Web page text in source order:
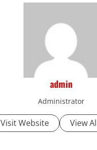
admin
Administrator
Visit Website View